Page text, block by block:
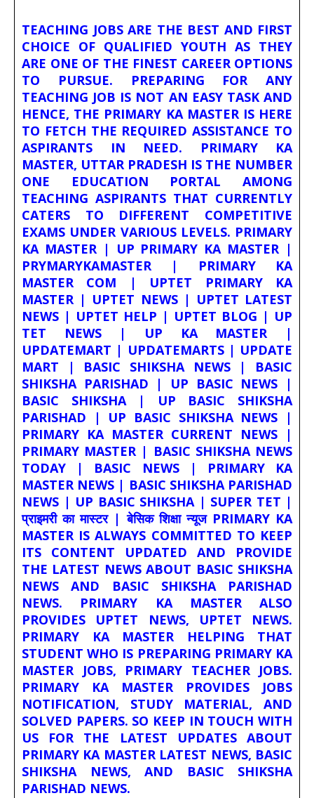
TEACHING JOBS ARE THE BEST AND FIRST
CHOICE OF QUALIFIED YOUTH AS THEY
ARE ONE OF THE FINEST CAREER OPTIONS
TO PURSUE. PREPARING FOR ANY
TEACHING JOB IS NOT AN EASY TASK AND
HENCE, THE PRIMARY KA MASTER IS HERE
TO FETCH THE REQUIRED ASSISTANCE TO
ASPIRANTS IN NEED. PRIMARY KA
MASTER, UTTAR PRADESH IS THE NUMBER
ONE EDUCATION PORTAL AMONG
TEACHING ASPIRANTS THAT CURRENTLY
CATERS TO DIFFERENT COMPETITIVE
EXAMS UNDER VARIOUS LEVELS. PRIMARY
KA MASTER | UP PRIMARY KA MASTER |
PRYMARYKAMASTER | PRIMARY KA
MASTER COM | UPTET PRIMARY KA
MASTER | UPTET NEWS | UPTET LATEST
NEWS | UPTET HELP | UPTET BLOG | UP
TET NEWS | UP KA MASTER |
UPDATEMART | UPDATEMARTS | UPDATE
MART | BASIC SHIKSHA NEWS | BASIC
SHIKSHA PARISHAD | UP BASIC NEWS |
BASIC SHIKSHA | UP BASIC SHIKSHA
PARISHAD | UP BASIC SHIKSHA NEWS |
PRIMARY KA MASTER CURRENT NEWS |
PRIMARY MASTER | BASIC SHIKSHA NEWS
TODAY | BASIC NEWS | PRIMARY KA
MASTER NEWS | BASIC SHIKSHA PARISHAD
NEWS | UP BASIC SHIKSHA | SUPER TET |
प्राइमरी का मास्टर | बेसिक शिक्षा न्यूज PRIMARY KA
MASTER IS ALWAYS COMMITTED TO KEEP
ITS CONTENT UPDATED AND PROVIDE
THE LATEST NEWS ABOUT BASIC SHIKSHA
NEWS AND BASIC SHIKSHA PARISHAD
NEWS. PRIMARY KA MASTER ALSO
PROVIDES UPTET NEWS, UPTET NEWS.
PRIMARY KA MASTER HELPING THAT
STUDENT WHO IS PREPARING PRIMARY KA
MASTER JOBS, PRIMARY TEACHER JOBS.
PRIMARY KA MASTER PROVIDES JOBS
NOTIFICATION, STUDY MATERIAL, AND
SOLVED PAPERS. SO KEEP IN TOUCH WITH
US FOR THE LATEST UPDATES ABOUT
PRIMARY KA MASTER LATEST NEWS, BASIC
SHIKSHA NEWS, AND BASIC SHIKSHA
PARISHAD NEWS.